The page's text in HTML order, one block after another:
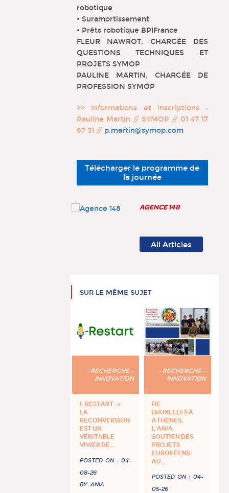
robotique
• Suramortissement
• Prêts robotique BPIFrance
FLEUR NAWROT, CHARGÉE DES
QUESTIONS TECHNIQUES ET
PROJETS SYMOP
PAULINE MARTIN, CHARGÉE DE
PROFESSION SYMOP
>> Informations et inscriptions :
Pauline Martin // SYMOP // 01 47 17
67 31 // p.martin@symop.com
Télécharger le programme de
la journée
AGENCE 148
All Articles
SUR LE MÊME SUJET
- RECHERCHE –
INNOVATION
I-RESTART : «
LA
RECONVERSION
EST UN
VÉRITABLE
VIVIER DE...
POSTED ON : 04-
08-26
BY : ANIA
- RECHERCHE –
INNOVATION
DE
BRUXELLES À
ATHÈNES,
L’ANIA
SOUTIEN DES
PROJETS
EUROPÉENS
AU...
POSTED ON : 04-
05-26